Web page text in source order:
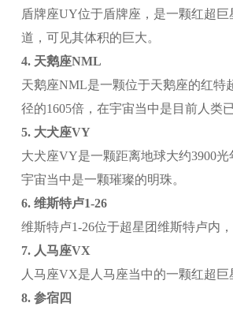
盾牌座UY位于盾牌座，是一颗红超
道，可见其体积的巨大。
4.天鹅座NML
天鹅座NML是一颗位于天鹅座的红特
径的1605倍，在宇宙当中是目前人类
5.大犬座VY
大犬座VY是一颗距离地球大约3900
宇宙当中是一颗璀璨的明珠。
6.维斯特卢1-26
维斯特卢1-26位于超星团维斯特卢内
7.人马座VX
人马座VX是人马座当中的一颗红超
8.参宿四